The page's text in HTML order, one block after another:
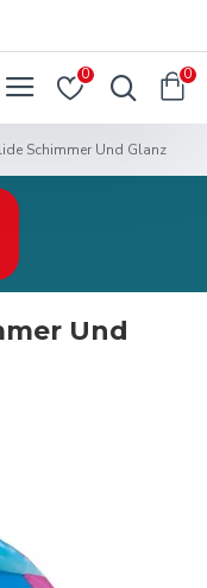
0 0
Schimmer Und Glanz
Und